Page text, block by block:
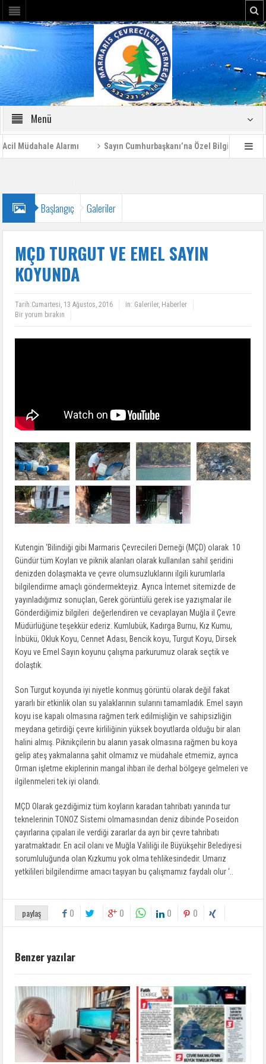
Menü
Alarmı Sayın Cumhurbaşkanı’na Özel Bilgilendirme
Başlangıç Galeriler
MÇD TURGUT VE EMEL SAYIN
KOYUNDA
Tarih:Cumartesi, 13 Ağustos, 2016 in: Galeriler, Haberler
Bir yorum bırakın
Kutengin ‘Bilindiği gibi Marmaris Çevrecileri Derneği (MÇD) olarak 10
Gündür tüm Koyları ve piknik alanları olarak kullanılan sahil şeridini
denizden dolaşmakta ve çevre olumsuzluklarını ilgili kurumlarla
bilgilendirme amaçlı göndermekteyiz. Ayrıca İnternet sitemizde de
yayınladığımız sonuçları, Gerek görüntülü gerek ise yazışmalar ile
Gönderdiğimiz bilgileri değerlendiren ve cevaplayan Muğla il Çevre
Müdürlüğüne teşekkür ederiz. Kumlubük, Kadırga Burnu, Kız Kumu,
İnbükü, Okluk Koyu, Cennet Adası, Bencik koyu, Turgut Koyu, Dirsek
Koyu ve Emel Sayın koyunu çalışma parkurumuz olarak seçtik ve
dolaştık.
Son Turgut koyunda iyi niyetle konmuş görüntü olarak değil fakat
yararlı bir etkinlik olan su yalaklarının sularını tamamladık. Emel sayın
koyu ise kapalı olmasına rağmen terk edilmişliğin ve sahipsizliğin
meydana getirdiği çevre kirliliğinin yüksek boyutlarda olduğu bir alan
halini almış. Piknikçilerin bu alanın yasak olmasına rağmen bu koya
gelip ateş yakmalarına şahit olmamız ve müdahale etmemiz, ayrıca
Orman işletme ekiplerinin mangal ihbarı ile derhal bölgeye gelmeleri ve
ilgilenmeleri tek iyi olandı.
MÇD Olarak gezdiğimiz tüm koyların karadan tahribatı yanında tur
teknelerinin TONOZ Sistemi olmamasından deniz dibinde Poseidon
çayırlarına çıpaları ile verdiği zararlar da ayrı bir çevre tahribatı
yaratmaktadır. En acil olanı ve Muğla Valiliği ile Büyükşehir Belediyesi
sorumluluğunda olan Kızkumu yok olma tehlikesindedir. Umarız
yetkilileri bilgilendirme amacı taşıyan bu çalışmamız faydalı olur ‘..
paylaş 0 0 0 0
Benzer yazılar